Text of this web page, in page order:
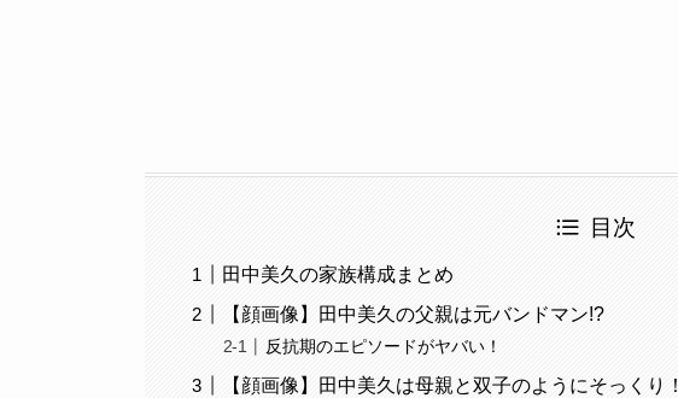
目次
田中美久の家族構成まとめ
【顔画像】田中美久の父親は元バンドマン!?
反抗期のエピソードがヤバい！
【顔画像】田中美久は母親と双子のようにそっくり！